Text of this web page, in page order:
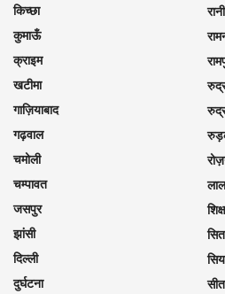
किच्छा
कुमाऊँ
क्राइम
खटीमा
गाज़ियाबाद
गढ़वाल
चमोली
चम्पावत
जसपुर
झांसी
दिल्ली
दुर्घटना